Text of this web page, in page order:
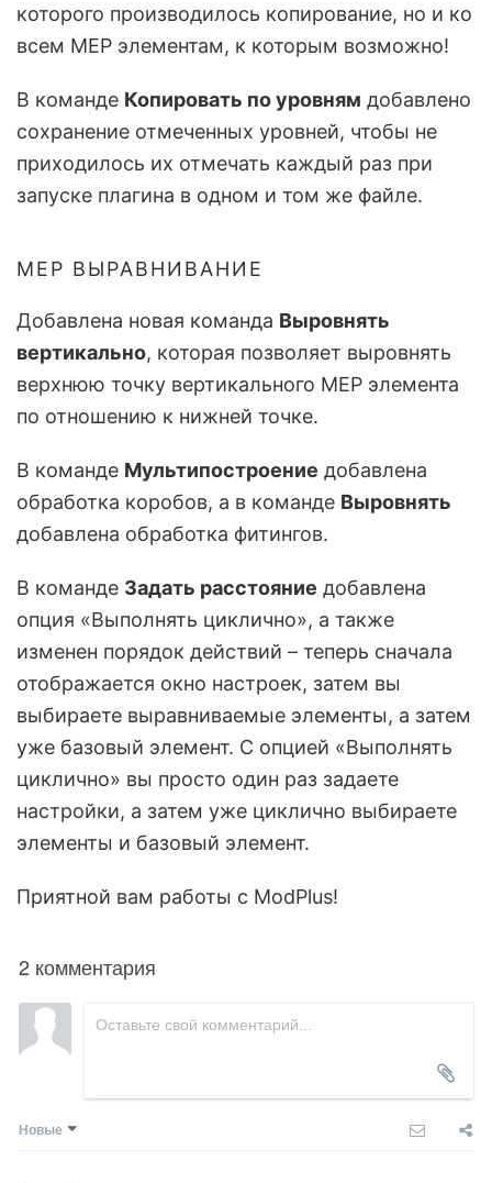
которого производилось копирование, но и ко
всем MEP элементам, к которым возможно!
В команде Копировать по уровням добавлено
сохранение отмеченных уровней, чтобы не
приходилось их отмечать каждый раз при
запуске плагина в одном и том же файле.
MEP ВЫРАВНИВАНИЕ
Добавлена новая команда Выровнять
вертикально, которая позволяет выровнять
верхнюю точку вертикального MEP элемента
по отношению к нижней точке.
В команде Мультипостроение добавлена
обработка коробов, а в команде Выровнять
добавлена обработка фитингов.
В команде Задать расстояние добавлена
опция «Выполнять циклично», а также
изменен порядок действий – теперь сначала
отображается окно настроек, затем вы
выбираете выравниваемые элементы, а затем
уже базовый элемент. С опцией «Выполнять
циклично» вы просто один раз задаете
настройки, а затем уже циклично выбираете
элементы и базовый элемент.
Приятной вам работы с ModPlus!
2 комментария
Новые